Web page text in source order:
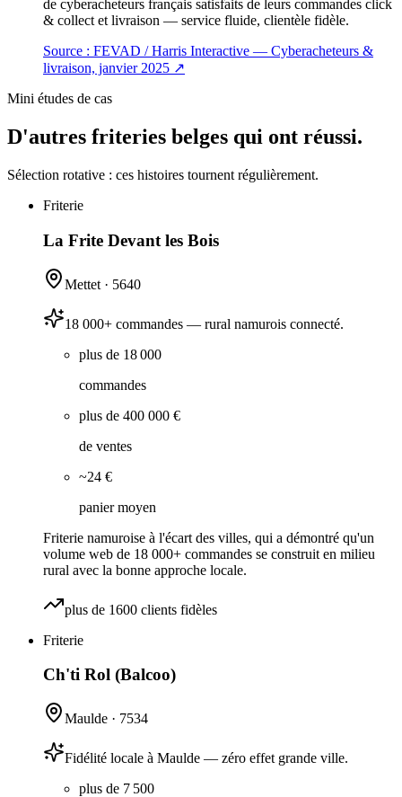
de cyberacheteurs français satisfaits de leurs commandes click
& collect et livraison — service fluide, clientèle fidèle.
Source : FEVAD / Harris Interactive — Cyberacheteurs &
livraison, janvier 2025 ↗
Mini études de cas
D'autres friteries belges qui ont réussi.
Sélection rotative : ces histoires tournent régulièrement.
Friterie
La Frite Devant les Bois
Mettet · 5640
18 000+ commandes — rural namurois connecté.
plus de 18 000
commandes
plus de 400 000 €
de ventes
~24 €
panier moyen
Friterie namuroise à l'écart des villes, qui a démontré qu'un
volume web de 18 000+ commandes se construit en milieu
rural avec la bonne approche locale.
plus de 1600 clients fidèles
Friterie
Ch'ti Rol (Balcoo)
Maulde · 7534
Fidélité locale à Maulde — zéro effet grande ville.
plus de 7 500